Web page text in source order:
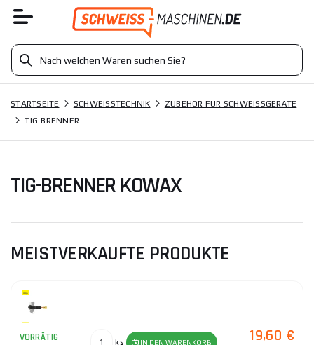
STARTSEITE SCHWEISSTECHNIK
ZUBEHÖR FÜR SCHWEISSGERÄTE
TIG-BRENNER
TIG-BRENNER KOWAX
MEISTVERKAUFTE PRODUKTE
VORRÄTIG ks IN DEN WARENKORB 19,60 €